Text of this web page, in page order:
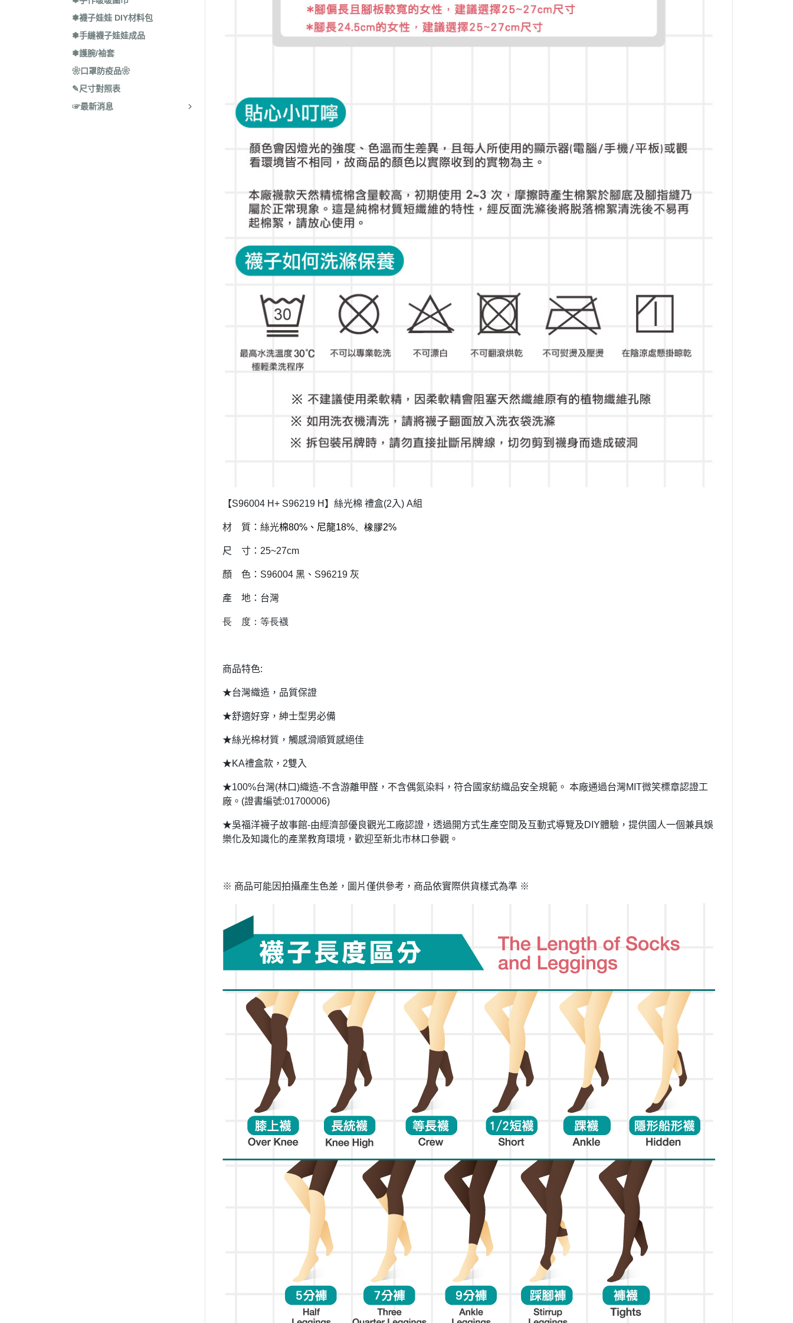
❃襪子娃娃 DIY材料包
❃手縫襪子娃娃成品
❃護腕/袖套
❀口罩防疫品❀
✎尺寸對照表
☞最新消息
【S96004 H+ S96219 H 】絲光棉 禮盒(2 入) A組
材 質： 絲光棉80% 、尼龍18%、橡膠2%
尺 寸： 25~27cm
顏 色： S96004 黑、 S96219 灰
產 地：台灣
長 度：等長襪
商品特色:
★台灣織造，品質保證
★舒適好穿，紳士型男必備
★絲光棉材質，觸感滑順質感絕佳
★KA禮盒款， 2雙入
★100%台灣(林口)織造-不含游離甲醛，不含偶氮染料，符合國家紡織品安全規範。 本廠通過台灣MIT微笑標章認證工
廠。 (證書編號:01700006)
★吳福洋襪子故事館-由經濟部優良觀光工廠認證，透過開方式生產空間及互動式導覽及DIY體驗，提供國人一個兼具娛
樂化及知識化的產業教育環境，歡迎至新北市林口參觀。
※ 商品可能因拍攝產生色差，圖片僅供參考，商品依實際供貨樣式為準 ※